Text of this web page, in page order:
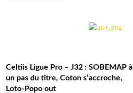
Celtiis Ligue Pro – J32 : SOBEMAP à
un pas du titre, Coton s’accroche,
Loto-Popo out